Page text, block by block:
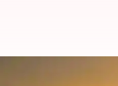
ప్రేరణ: